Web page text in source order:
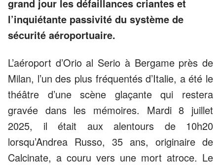
grand jour les défaillances criantes et
l’inquiétante passivité du système de
sécurité aéroportuaire.
L’aéroport d’Orio al Serio à Bergame près de
Milan, l’un des plus fréquentés d’Italie, a été le
théâtre d’une scène glaçante qui restera
gravée dans les mémoires. Mardi 8 juillet
2025, il était aux alentours de 10h20
lorsqu’Andrea Russo, 35 ans, originaire de
Calcinate, a couru vers une mort atroce. Le